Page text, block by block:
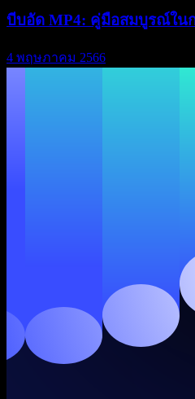
บีบอัด MP4: คู่มือสมบูรณ์ใน
4 พฤษภาคม 2566